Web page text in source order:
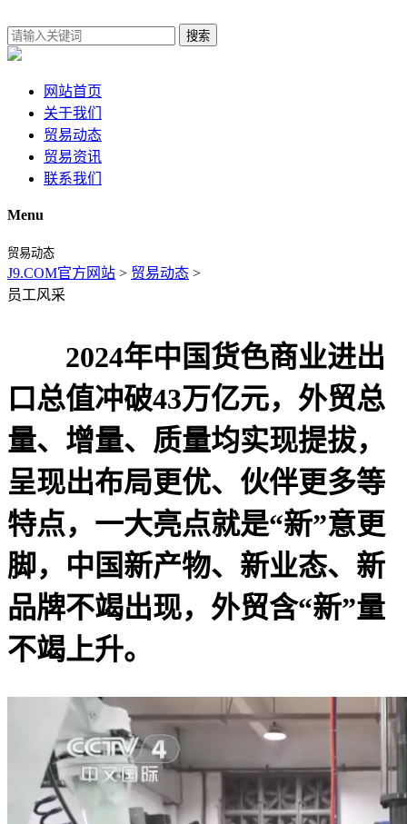
搜索
网站首页
关于我们
贸易动态
贸易资讯
联系我们
Menu
贸易动态
J9.COM官方网站 > 贸易动态 >
员工风采
2024年中国货色商业进出
口总值冲破43万亿元，外贸总
量、增量、质量均实现提拔，
呈现出布局更优、伙伴更多等
特点，一大亮点就是“新”意更
脚，中国新产物、新业态、新
品牌不竭出现，外贸含“新”量
不竭上升。